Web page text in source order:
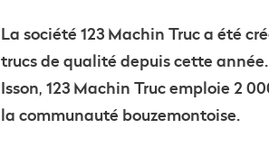
La société 123 Machin Truc a été
trucs de qualité depuis cette
Isson, 123 Machin Truc emploie 2
la communauté bouzemontoise.